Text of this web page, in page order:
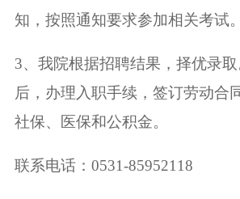
知，按照通知要求参加相关考试。
3、我院根据招聘结果，择优录
后，办理入职手续，签订劳动合
社保、医保和公积金。
联系电话：0531-85952118